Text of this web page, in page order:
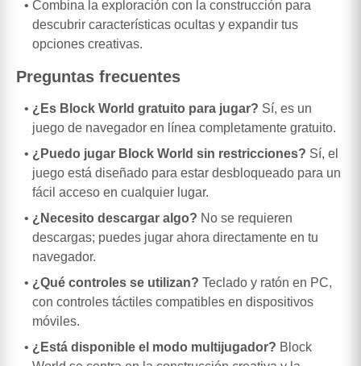
Combina la exploración con la construcción para
descubrir características ocultas y expandir tus
opciones creativas.
Preguntas frecuentes
¿Es Block World gratuito para jugar? Sí, es un
juego de navegador en línea completamente gratuito.
¿Puedo jugar Block World sin restricciones? Sí, el
juego está diseñado para estar desbloqueado para un
fácil acceso en cualquier lugar.
¿Necesito descargar algo? No se requieren
descargas; puedes jugar ahora directamente en tu
navegador.
¿Qué controles se utilizan? Teclado y ratón en PC,
con controles táctiles compatibles en dispositivos
móviles.
¿Está disponible el modo multijugador? Block